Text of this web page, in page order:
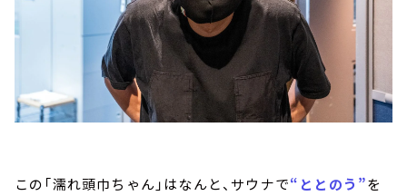
この「濡れ頭巾ちゃん」はなんと、サウナで“ととのう”を